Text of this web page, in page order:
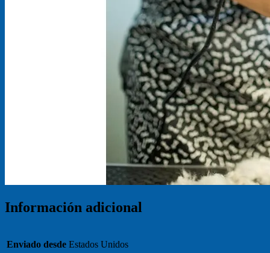
Información adicional
Enviado desde Estados Unidos